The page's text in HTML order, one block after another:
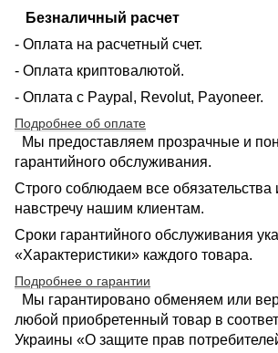
Безналичный расчет
- Оплата на расчетный счет.
- Оплата криптовалютой.
- Оплата с Paypal, Revolut, Payoneer.
Подробнее об оплате
Мы предоставляем прозрачные и
гарантийного обслуживания.
Строго соблюдаем все обязательства
навстречу нашим клиентам.
Сроки гарантийного обслуживания
«Характеристики» каждого товара.
Подробнее о гарантии
Мы гарантировано обменяем или
любой приобретенный товар в
Украины «О защите прав